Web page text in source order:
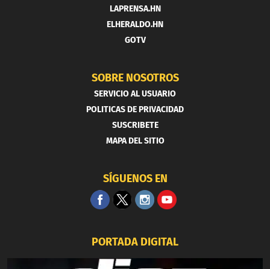
LAPRENSA.HN
ELHERALDO.HN
GOTV
SOBRE NOSOTROS
SERVICIO AL USUARIO
POLITICAS DE PRIVACIDAD
SUSCRIBETE
MAPA DEL SITIO
SÍGUENOS EN
PORTADA DIGITAL